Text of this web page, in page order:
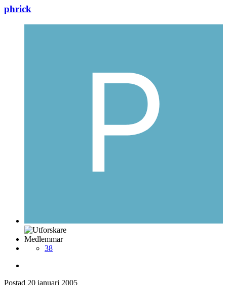
phrick
Medlemmar
38
Postad 20 januari 2005